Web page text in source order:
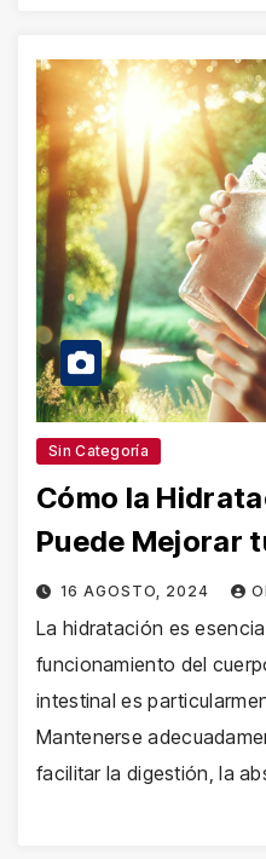
Sin Categoría
Cómo la
Puede Mejorar
16 AGOSTO, 2024
La hidratación es
funcionamiento del
intestinal es
Mantenerse
facilitar la digestión, la